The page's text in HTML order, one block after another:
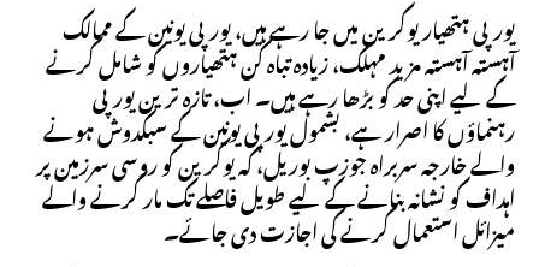
یورپی ہتھیار یوکرین میں جا رہے ہیں، یورپی یونین کے ممالک
آہستہ آہستہ مزید مہلک، زیادہ تباہ کن ہتھیاروں کو شامل کرنے
کے لیے اپنی حد کو بڑھا رہے ہیں۔ اب، تازہ ترین یورپی
رہنماؤں کا اصرار ہے، بشمول یورپی یونین کے سبکدوش ہونے
والے خارجہ سربراہ جوزپ بوریل، کہ یوکرین کو روسی سرزمین پر
اہداف کو نشانہ بنانے کے لیے طویل فاصلے تک مار کرنے والے
میزائل استعمال کرنے کی اجازت دی جائے۔